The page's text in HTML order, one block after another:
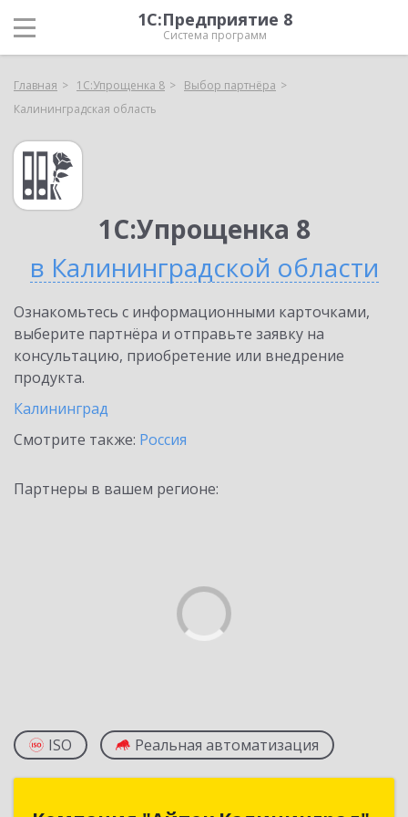
1С:Предприятие 8
Система программ
Главная 1С:Упрощенка 8
Выбор партнёра
Калининградская область
1С:Упрощенка 8
в Калининградской области
Ознакомьтесь с информационными карточками,
выберите партнёра и отправьте заявку на
консультацию, приобретение или внедрение
продукта.
Калининград
Смотрите также: Россия
Партнеры в вашем регионе:
ISO Реальная автоматизация
Компания "Айтек Калининград"